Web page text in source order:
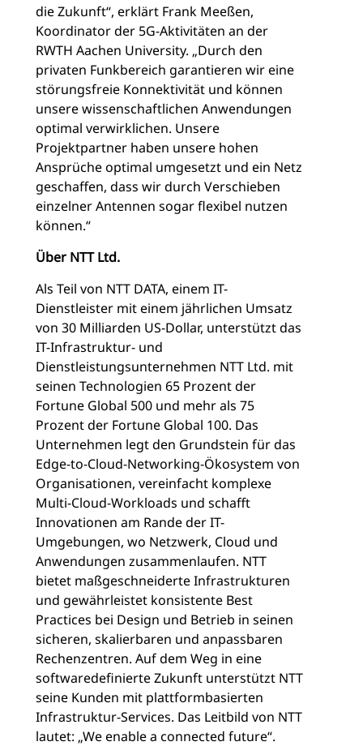
die Zukunft“, erklärt Frank Meeßen,
Koordinator der 5G-Aktivitäten an der
RWTH Aachen University. „Durch den
privaten Funkbereich garantieren wir eine
störungsfreie Konnektivität und können
unsere wissenschaftlichen Anwendungen
optimal verwirklichen. Unsere
Projektpartner haben unsere hohen
Ansprüche optimal umgesetzt und ein Netz
geschaffen, dass wir durch Verschieben
einzelner Antennen sogar flexibel nutzen
können.“
Über NTT Ltd.
Als Teil von NTT DATA, einem IT-
Dienstleister mit einem jährlichen Umsatz
von 30 Milliarden US-Dollar, unterstützt das
IT-Infrastruktur- und
Dienstleistungsunternehmen NTT Ltd. mit
seinen Technologien 65 Prozent der
Fortune Global 500 und mehr als 75
Prozent der Fortune Global 100. Das
Unternehmen legt den Grundstein für das
Edge-to-Cloud-Networking-Ökosystem von
Organisationen, vereinfacht komplexe
Multi-Cloud-Workloads und schafft
Innovationen am Rande der IT-
Umgebungen, wo Netzwerk, Cloud und
Anwendungen zusammenlaufen. NTT
bietet maßgeschneiderte Infrastrukturen
und gewährleistet konsistente Best
Practices bei Design und Betrieb in seinen
sicheren, skalierbaren und anpassbaren
Rechenzentren. Auf dem Weg in eine
softwaredefinierte Zukunft unterstützt NTT
seine Kunden mit plattformbasierten
Infrastruktur-Services. Das Leitbild von NTT
lautet: „We enable a connected future“.